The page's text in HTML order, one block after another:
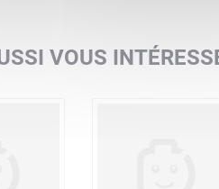
VOUS